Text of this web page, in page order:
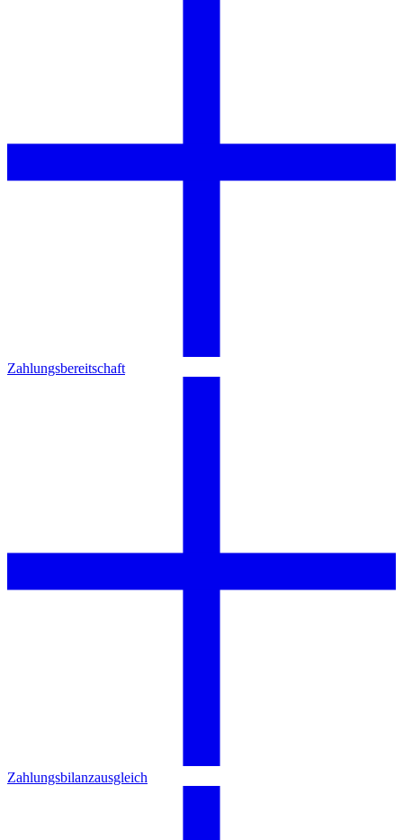
Zahlungsbereitschaft
Zahlungsbilanzausgleich